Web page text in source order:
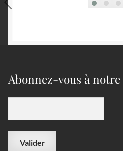
Abonnez-vous à